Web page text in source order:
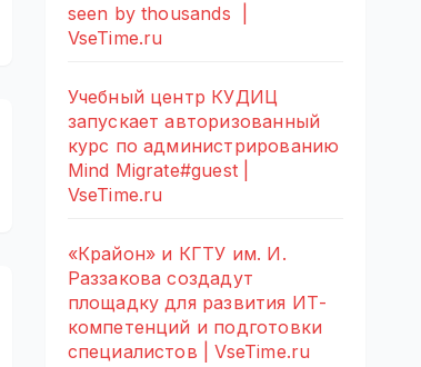
seen by thousands |
VseTime.ru
Учебный центр КУДИЦ
запускает авторизованный
курс по администрированию
Mind Migrate#guest |
VseTime.ru
«Крайон» и КГТУ им. И.
Раззакова создадут
площадку для развития ИТ-
компетенций и подготовки
специалистов | VseTime.ru